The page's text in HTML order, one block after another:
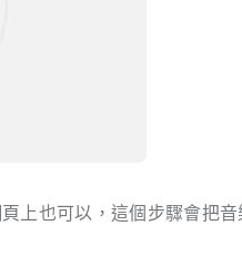
上也可以，這個步驟會把音